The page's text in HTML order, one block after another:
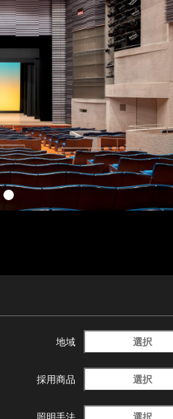
地域 選択
採用商品 選択
選択